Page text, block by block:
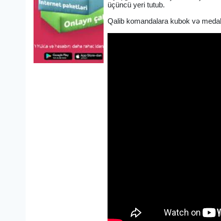
üçüncü yeri tutub.
Qalib komandalara kubok və